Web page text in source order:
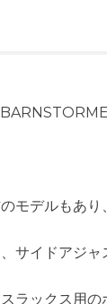
モデルもあ
サイドアジ
ラックス用